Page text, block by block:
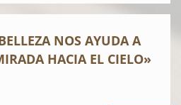
NOS AYUDA A
HACIA EL CIELO»